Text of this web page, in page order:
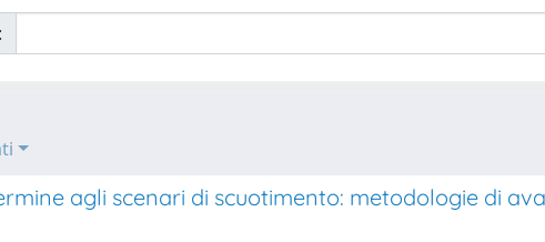
agli scenari di scuotimento: metodologie di